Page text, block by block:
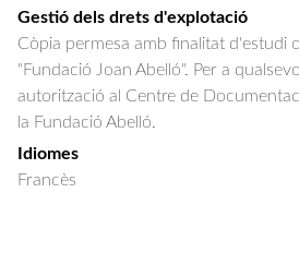
Gestió dels drets d'explotació
Còpia permesa amb finalitat d'estudi
"Fundació Joan Abelló". Per a
autorització al Centre de
la Fundació Abelló.
Idiomes
Francès